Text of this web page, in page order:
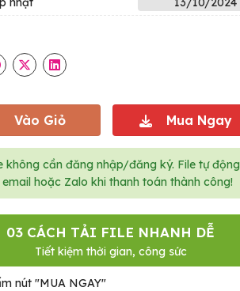
Vào Giỏ Mua Ngay
không cần đăng nhập/đăng ký. File tự động
hoặc Zalo khi thanh toán thành công!
03 CÁCH TẢI FILE NHANH DỄ
Tiết kiệm thời gian, công sức
nút "MUA NGAY"